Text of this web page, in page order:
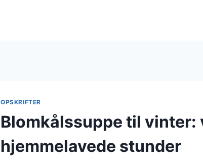
OPSKRIFTER
Blomkålssuppe til vinter:
hjemmelavede stunder